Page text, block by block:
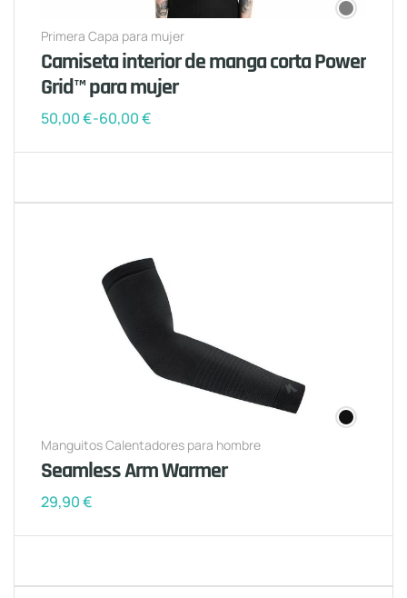
Primera Capa para mujer
Camiseta interior de manga corta Power
Grid™ para mujer
50,00€-60,00€
Manguitos Calentadores para hombre
Seamless Arm Warmer
29,90€